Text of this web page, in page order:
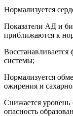
Нормализуется
Показатели АД и
приближаются к
системы;
Нормализуется
ожирения и
Снижается уровень
опасность